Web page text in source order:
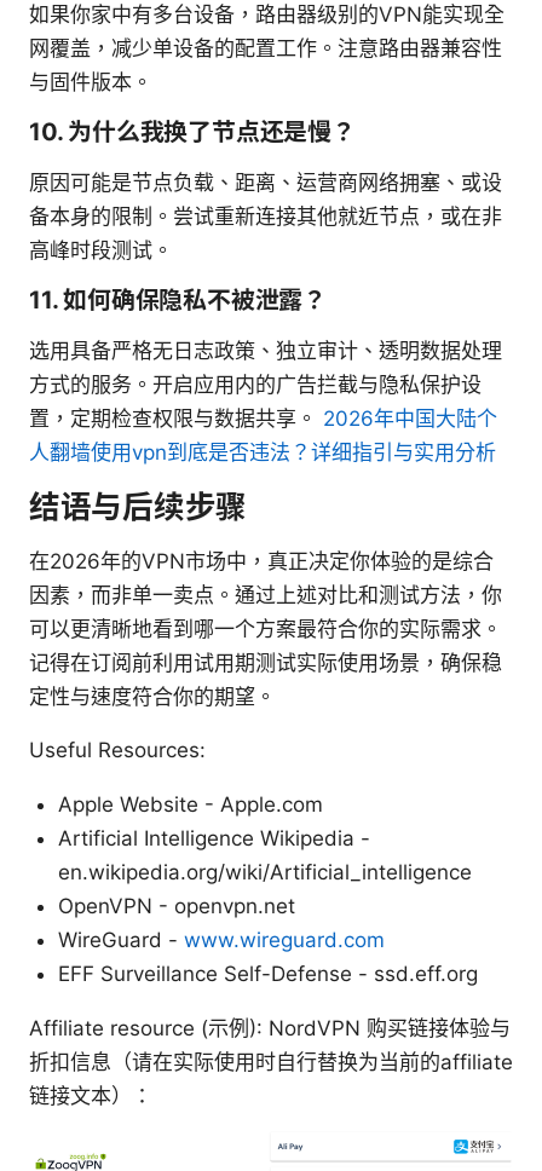
如果你家中有多台设备，路由器级别的VPN能实现全
网覆盖，减少单设备的配置工作。注意路由器兼容性
与固件版本。
10. 为什么我换了节点还是慢？
原因可能是节点负载、距离、运营商网络拥塞、或设
备本身的限制。尝试重新连接其他就近节点，或在非
高峰时段测试。
11. 如何确保隐私不被泄露？
选用具备严格无日志政策、独立审计、透明数据处理
方式的服务。开启应用内的广告拦截与隐私保护设
置，定期检查权限与数据共享。 2026年中国大陆个
人翻墙使用vpn到底是否违法？详细指引与实用分析
结语与后续步骤
在2026年的VPN市场中，真正决定你体验的是综合
因素，而非单一卖点。通过上述对比和测试方法，你
可以更清晰地看到哪一个方案最符合你的实际需求。
记得在订阅前利用试用期测试实际使用场景，确保稳
定性与速度符合你的期望。
Useful Resources:
Apple Website - Apple.com
Artificial Intelligence Wikipedia -
en.wikipedia.org/wiki/Artificial_intelligence
OpenVPN - openvpn.net
WireGuard - www.wireguard.com
EFF Surveillance Self-Defense - ssd.eff.org
Affiliate resource (示例): NordVPN 购买链接体验与
折扣信息（请在实际使用时自行替换为当前的affiliate
链接文本）：